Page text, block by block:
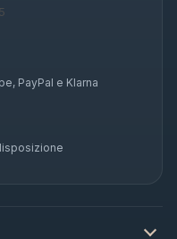
PayPal e Klarna